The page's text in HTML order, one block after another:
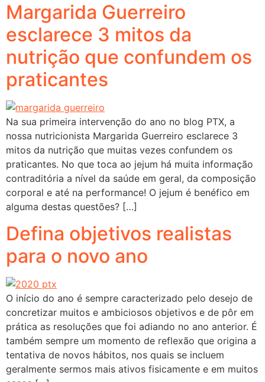
Margarida Guerreiro
esclarece 3 mitos da
nutrição que confundem os
praticantes
Na sua primeira intervenção do ano no blog PTX, a
nossa nutricionista Margarida Guerreiro esclarece 3
mitos da nutrição que muitas vezes confundem os
praticantes. No que toca ao jejum há muita informação
contraditória a nível da saúde em geral, da composição
corporal e até na performance! O jejum é benéfico em
alguma destas questões? […]
Defina objetivos realistas
para o novo ano
O início do ano é sempre caracterizado pelo desejo de
concretizar muitos e ambiciosos objetivos e de pôr em
prática as resoluções que foi adiando no ano anterior. É
também sempre um momento de reflexão que origina a
tentativa de novos hábitos, nos quais se incluem
geralmente sermos mais ativos fisicamente e em muitos